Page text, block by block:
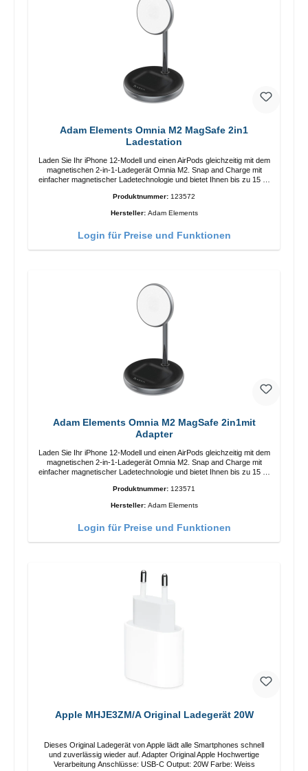
Adam Elements Omnia M2 MagSafe 2in1
Ladestation
Laden Sie Ihr iPhone 12-Modell und einen AirPods gleichzeitig mit dem
magnetischen 2-in-1-Ladegerät Omnia M2. Snap and Charge mit
einfacher magnetischer Ladetechnologie und bietet Ihnen bis zu 15 W
ermöglicht das Design mit einstellbarem Ladewinkel eine einfache
Anpassung der Ladeposition für das iPhone 12 für das beste Erlebnis.
Serie Laden Sie Ihr iPhone bequem vertikal oder horizontal auf Auf
Produktnummer: 123572
Hersteller: Adam Elements
Login für Preise und Funktionen
Adam Elements Omnia M2 MagSafe 2in1mit
Adapter
Laden Sie Ihr iPhone 12-Modell und einen AirPods gleichzeitig mit dem
magnetischen 2-in-1-Ladegerät Omnia M2. Snap and Charge mit
einfacher magnetischer Ladetechnologie und bietet Ihnen bis zu 15 W
ermöglicht das Design mit einstellbarem Ladewinkel eine einfache
Anpassung der Ladeposition für das iPhone 12 für das beste Erlebnis.
Serie Laden Sie Ihr iPhone bequem vertikal oder horizontal auf Auf
Produktnummer: 123571
Hersteller: Adam Elements
Login für Preise und Funktionen
Apple MHJE3ZM/A Original Ladegerät 20W
Dieses Original Ladegerät von Apple lädt alle Smartphones schnell
und zuverlässig wieder auf. Adapter Original Apple Hochwertige
Verarbeitung Anschlüsse: USB-C Output: 20W Farbe: Weiss